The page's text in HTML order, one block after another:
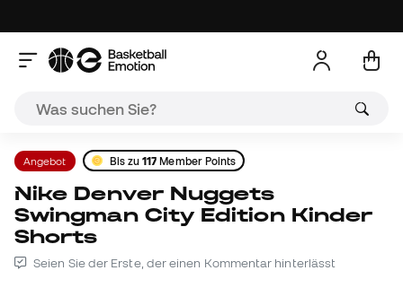
Angebot Bis zu117 Member Points
Nike Denver Nuggets
Swingman City Edition Kinder
Shorts
Seien Sie der Erste, der einen Kommentar hinterlässt